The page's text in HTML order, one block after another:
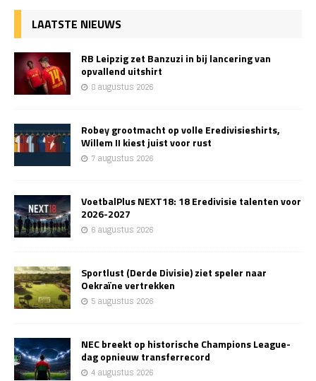
LAATSTE NIEUWS
RB Leipzig zet Banzuzi in bij lancering van
opvallend uitshirt
8 augustus 2026
Robey grootmacht op volle Eredivisieshirts,
Willem II kiest juist voor rust
7 augustus 2026
VoetbalPlus NEXT18: 18 Eredivisie talenten voor
2026-2027
6 augustus 2026
Sportlust (Derde Divisie) ziet speler naar
Oekraïne vertrekken
5 augustus 2026
NEC breekt op historische Champions League-
dag opnieuw transferrecord
4 augustus 2026